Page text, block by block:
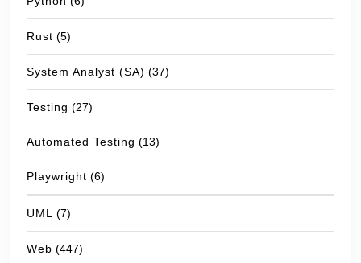
Rust (5)
System Analyst (SA) (37)
Testing (27)
Automated Testing (13)
Playwright (6)
UML (7)
Web (447)